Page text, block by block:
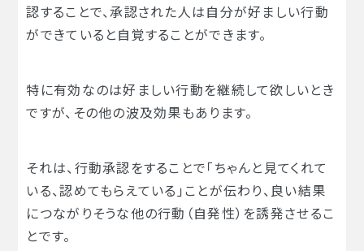
認することで、承認された人は自分が好ましい行動
ができていると自覚することができます。
特に有効なのは好ましい行動を継続して欲しいとき
ですが、その他の波及効果もあります。
それは、行動承認をすることで「ちゃんと見てくれて
いる、認めてもらえている」ことが伝わり、良い結果
につながりそうな他の行動（自発性）を誘発させるこ
とです。